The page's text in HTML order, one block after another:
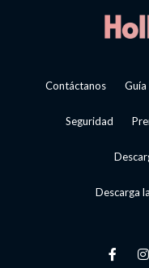
Contáctanos
Seguridad
Descarga